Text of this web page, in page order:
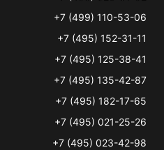
+7 (499) 110-53-06
+7 (495) 152-31-11
+7 (495) 125-38-41
+7 (495) 135-42-87
+7 (495) 182-17-65
+7 (495) 021-25-26
+7 (495) 023-42-98